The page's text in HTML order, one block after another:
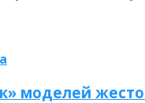
моделей